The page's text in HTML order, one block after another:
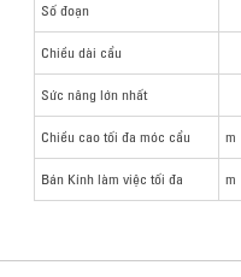
Số đoạn
Chiều dài cẩu
Sức nâng lớn nhất
Chiều cao tối đa móc cẩu m
Bán Kính làm việc tối đa m